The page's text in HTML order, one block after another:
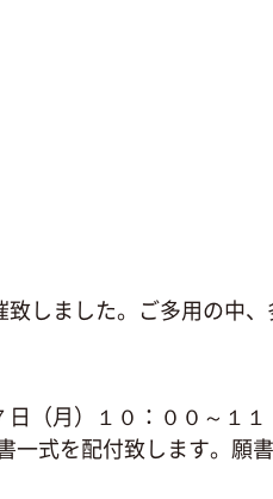
しました。ご多用の中
（月）１０：００～１
式を配付致します。願